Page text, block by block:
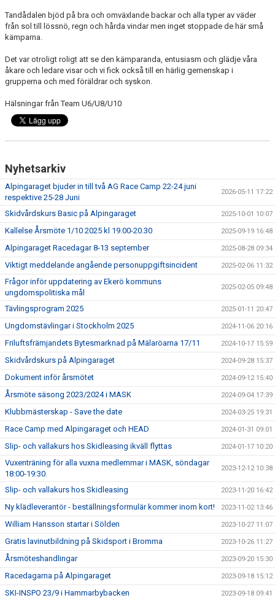
Tandådalen bjöd på bra och omväxlande backar och alla typer av väder
från sol till lössnö, regn och hårda vindar men inget stoppade de här små
kämparna.
Det var otroligt roligt att se den kämparanda, entusiasm och glädje våra
åkare och ledare visar och vi fick också till en härlig gemenskap i
grupperna och med föräldrar och syskon.
Hälsningar från Team U6/U8/U10
Nyhetsarkiv
Alpingaraget bjuder in till två AG Race Camp 22-24 juni
respektive 25-28 Juni
2026-05-11 17:22
Skidvårdskurs Basic på Alpingaraget 2025-10-01 10:07
Kallelse Årsmöte 1/10 2025 kl 19.00-20.30 2025-09-19 16:48
Alpingaraget Racedagar 8-13 september 2025-08-28 09:34
Viktigt meddelande angående personuppgiftsincident 2025-02-06 11:32
Frågor inför uppdatering av Ekerö kommuns
ungdomspolitiska mål
2025-02-05 09:48
Tävlingsprogram 2025 2025-01-11 20:47
Ungdomstävlingar i Stockholm 2025 2024-11-06 20:16
Friluftsfrämjandets Bytesmarknad på Mälaröarna 17/11 2024-10-17 15:59
Skidvårdskurs på Alpingaraget 2024-09-28 15:37
Dokument inför årsmötet 2024-09-12 15:40
Årsmöte säsong 2023/2024 i MASK 2024-09-04 17:39
Klubbmästerskap - Save the date 2024-03-25 19:31
Race Camp med Alpingaraget och HEAD 2024-01-31 09:01
Slip- och vallakurs hos Skidleasing ikväll flyttas 2024-01-17 10:20
Vuxenträning för alla vuxna medlemmar i MASK, söndagar
18:00-19:30.
2023-12-12 10:38
Slip- och vallakurs hos Skidleasing 2023-11-20 16:42
Ny klädleverantör - beställningsformulär kommer inom kort! 2023-11-02 13:46
William Hansson startar i Sölden 2023-10-27 11:07
Gratis lavinutbildning på Skidsport i Bromma 2023-10-26 11:27
Årsmöteshandlingar 2023-09-20 15:30
Racedagarna på Alpingaraget 2023-09-18 15:12
SKI-INSPO 23/9 i Hammarbybacken 2023-09-18 09:41